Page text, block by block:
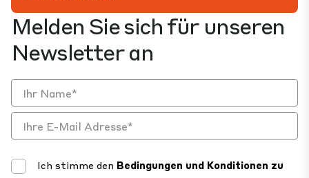
Melden Sie sich für unseren
Newsletter an
Ich stimme den Bedingungen und Konditionen zu